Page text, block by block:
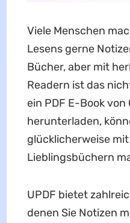
Viele Menschen
Lesens gerne
Bücher, aber mit
Readern ist das
ein PDF E-Book von
herunterladen,
glücklicherweise mit
Lieblingsbüchern
UPDF bietet
denen Sie Notizen